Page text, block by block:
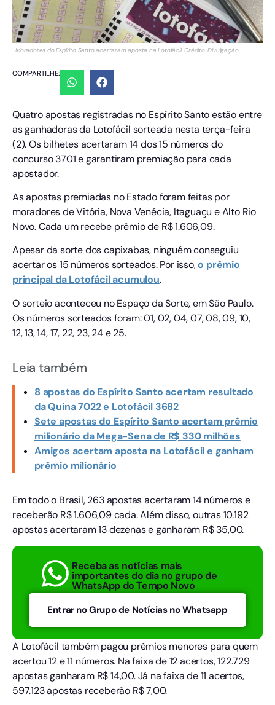
Moradores do Espírito Santo acertaram aposta na Lotofácil. Crédito: Divulgação
COMPARTILHE:
Quatro apostas registradas no Espírito Santo estão entre
as ganhadoras da Lotofácil sorteada nesta terça-feira
(2). Os bilhetes acertaram 14 dos 15 números do
concurso 3701 e garantiram premiação para cada
apostador.
As apostas premiadas no Estado foram feitas por
moradores de Vitória, Nova Venécia, Itaguaçu e Alto Rio
Novo. Cada um recebe prêmio de R$ 1.606,09.
Apesar da sorte dos capixabas, ninguém conseguiu
acertar os 15 números sorteados. Por isso,o prêmio
principal da Lotofácil acumulou.
O sorteio aconteceu no Espaço da Sorte, em São Paulo.
Os números sorteados foram: 01, 02, 04, 07, 08, 09, 10,
12, 13, 14, 17, 22, 23, 24 e 25.
Leia também
8 apostas do Espírito Santo acertam resultado
da Quina 7022 e Lotofácil 3682
Sete apostas do Espírito Santo acertam prêmio
milionário da Mega-Sena de R$ 330 milhões
Amigos acertam aposta na Lotofácil e ganham
prêmio milionário
Em todo o Brasil, 263 apostas acertaram 14 números e
receberão R$ 1.606,09 cada. Além disso, outras 10.192
apostas acertaram 13 dezenas e ganharam R$ 35,00.
Receba as notícias mais
importantes do dia no grupo de
WhatsApp do Tempo Novo
Entrar no Grupo de Notícias no Whatsapp
A Lotofácil também pagou prêmios menores para quem
acertou 12 e 11 números. Na faixa de 12 acertos, 122.729
apostas ganharam R$ 14,00. Já na faixa de 11 acertos,
597.123 apostas receberão R$ 7,00.